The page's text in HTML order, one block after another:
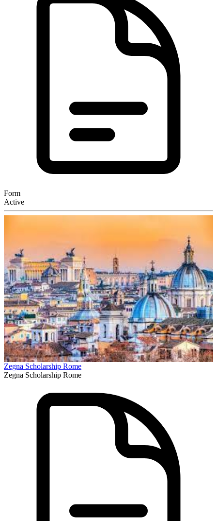
Form
Active
Zegna Scholarship Rome
Zegna Scholarship Rome